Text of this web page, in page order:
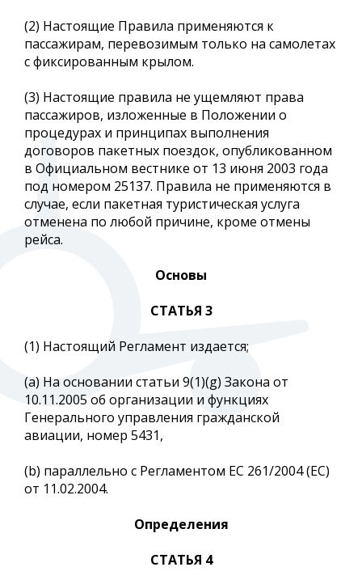
(2) Настоящие Правила применяются к
пассажирам, перевозимым только на самолетах
с фиксированным крылом.
(3) Настоящие правила не ущемляют права
пассажиров, изложенные в Положении о
процедурах и принципах выполнения
договоров пакетных поездок, опубликованном
в Официальном вестнике от 13 июня 2003 года
под номером 25137. Правила не применяются в
случае, если пакетная туристическая услуга
отменена по любой причине, кроме отмены
рейса.
Основы
СТАТЬЯ 3
(1) Настоящий Регламент издается;
(a) На основании статьи 9(1)(g) Закона от
10.11.2005 об организации и функциях
Генерального управления гражданской
авиации, номер 5431,
(b) параллельно с Регламентом ЕС 261/2004 (EC)
от 11.02.2004.
Определения
СТАТЬЯ 4